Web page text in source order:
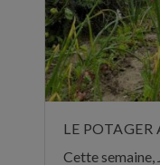
LE
Cette